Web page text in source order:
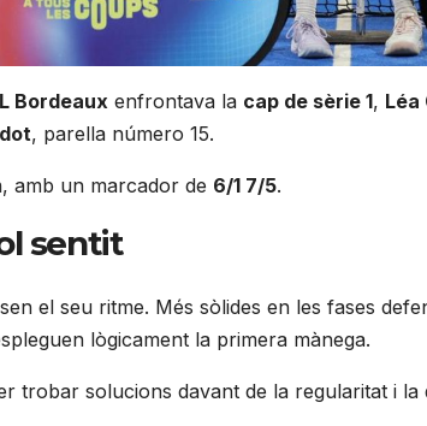
Bordeaux enfrontava la cap de sèrie 1, Léa
, parella número 15.
amb un marcador de 6/1 7/5.
sentit
el seu ritme. Més sòlides en les fases
lògicament la primera mànega.
trobar solucions davant de la regularitat i la